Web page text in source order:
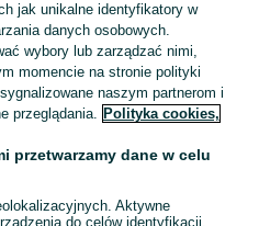
Skorzystaj z największego serwisu ogłoszeniowego - Tuszyma i okolice! Kupuj to, czego pragniesz i sprzedawaj to, czego już nie potrzebujesz!
jak unikalne identyfikatory w
danych osobowych.
wybory lub zarządzać nimi,
momencie na stronie polityki
naszym partnerom i
przeglądania. Polityka cookies,
przetwarzamy dane w celu
Aktywne
do celów identyfikacji.